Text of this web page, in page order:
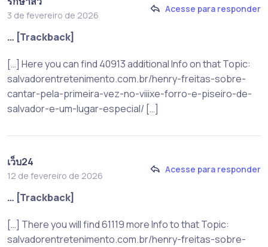
3 de fevereiro de 2026
Acesse para responder
… [Trackback]
[…] Here you can find 40913 additional Info on that Topic:
salvadorentretenimento.com.br/henry-freitas-sobre-
cantar-pela-primeira-vez-no-viiixe-forro-e-piseiro-de-
salvador-e-um-lugar-especial/ […]
เว็บ24
12 de fevereiro de 2026
Acesse para responder
… [Trackback]
[…] There you will find 61119 more Info to that Topic:
salvadorentretenimento.com.br/henry-freitas-sobre-